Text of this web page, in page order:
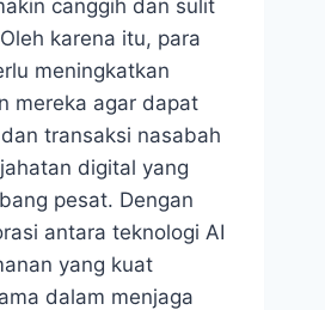
canggih dan sulit
karena itu, para
meningkatkan
mereka agar dapat
transaksi nasabah
digital yang
pesat. Dengan
antara teknologi AI
yang kuat
dalam menjaga